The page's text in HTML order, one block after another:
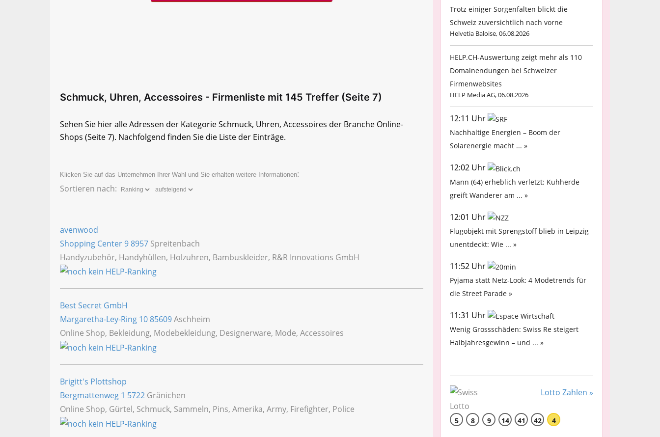
Schmuck, Uhren, Accessoires - Firmenliste mit 145 Treffer (Seite 7)
Sehen Sie hier alle Adressen der Kategorie Schmuck, Uhren, Accessoires der Branche Online-
Shops (Seite 7). Nachfolgend finden Sie die Liste der Einträge.
Klicken Sie auf das Unternehmen Ihrer Wahl und Sie erhalten weitere Informationen:
Sortieren nach:
avenwood
Shopping Center 98957 Spreitenbach
Handyzubehör, Handyhüllen, Holzuhren, Bambuskleider, R&R Innovations GmbH
Best Secret GmbH
Margaretha-Ley-Ring 1085609Aschheim
Online Shop, Bekleidung, Modebekleidung, Designerware, Mode, Accessoires
Brigitt's Plottshop
Bergmattenweg 1 5722 Gränichen
Online Shop, Gürtel, Schmuck, Sammeln, Pins, Amerika, Army, Firefighter, Police
Trotz einiger Sorgenfalten blickt die
Schweiz zuversichtlich nach vorne
Helvetia Baloise, 06.08.2026
HELP.CH-Auswertung zeigt mehr als 110
Domainendungen bei Schweizer
Firmenwebsites
HELP Media AG, 06.08.2026
12:11 Uhr
Nachhaltige Energien – Boom der
Solarenergie macht ... »
12:02 Uhr
Mann (64) erheblich verletzt: Kuhherde
greift Wanderer am ... »
12:01 Uhr
Flugobjekt mit Sprengstoff blieb in Leipzig
unentdeckt: Wie ... »
11:52 Uhr
Pyjama statt Netz-Look: 4 Modetrends für
die Street Parade »
11:31 Uhr
Wenig Grossschäden: Swiss Re steigert
Halbjahresgewinn – und ... »
Lotto Zahlen »
5 8 9 14 41 42 4